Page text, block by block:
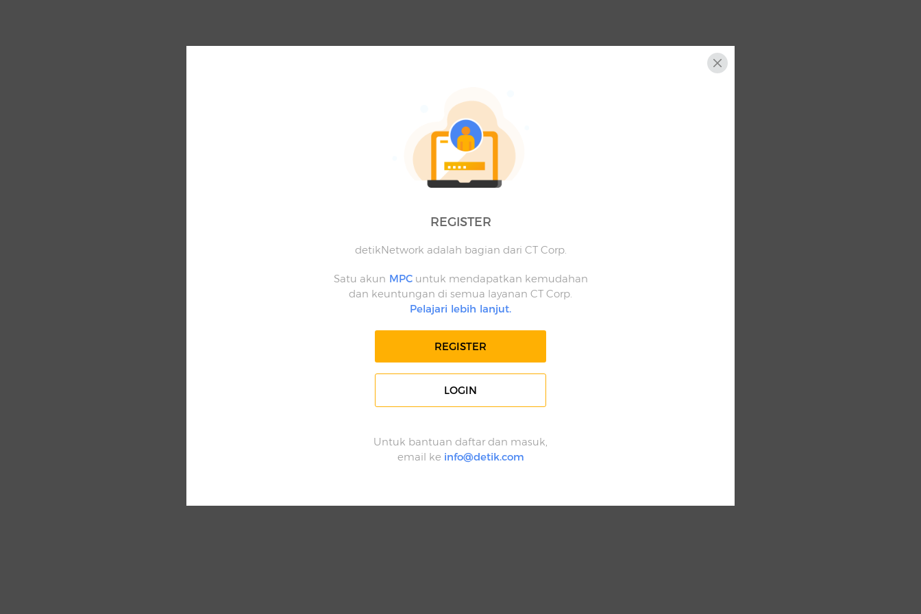
REGISTER
detikNetwork adalah bagian dari CT Corp.
Satu akun MPCuntuk mendapatkan kemudahan
dan keuntungan di semua layanan CT Corp.
Pelajari lebih lanjut.
REGISTER
LOGIN
Untuk bantuan daftar dan masuk,
email ke info@detik.com